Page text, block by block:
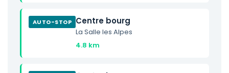
AUTO-STOP Centre bourg
La Salle les Alpes
4.8 km